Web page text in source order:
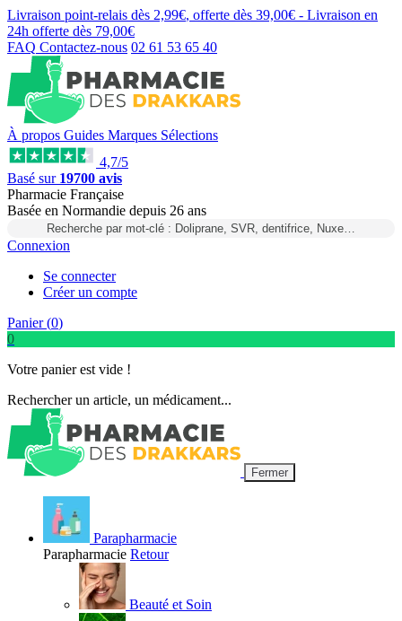
Livraison point-relais dès 2,99€, offerte dès 39,00€ - Livraison en
24h offerte dès 79,00€
FAQ Contactez-nous 02 61 53 65 40
À propos Guides Marques Sélections
4,7/5
Basé sur 19700 avis
Pharmacie Française
Basée en Normandie depuis 26 ans
Recherche par mot-clé : Doliprane, SVR, dentifrice, Nuxe…
Connexion
Se connecter
Créer un compte
Panier (0)
0
Votre panier est vide !
Rechercher un article, un médicament...
Fermer
Parapharmacie
Parapharmacie Retour
Beauté et Soin